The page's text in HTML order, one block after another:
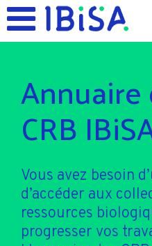
Annuaire
CRB
Vous avez besoin
d’accéder aux
ressources
progresser vos